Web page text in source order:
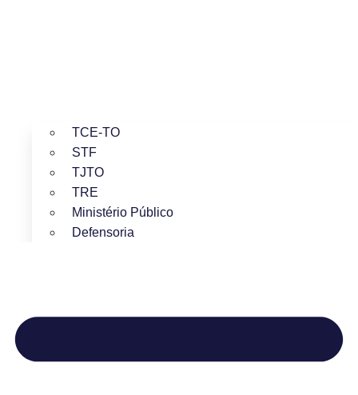
TCE-TO
STF
TJTO
TRE
Ministério Público
Defensoria